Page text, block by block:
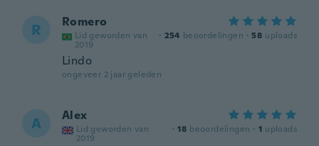
R Romero
Lid geworden van
2019
· 254 beoordelingen · 58 uploads
Lindo
ongeveer 2 jaar geleden
A Alex
Lid geworden van
2019
· 18 beoordelingen · 1 uploads